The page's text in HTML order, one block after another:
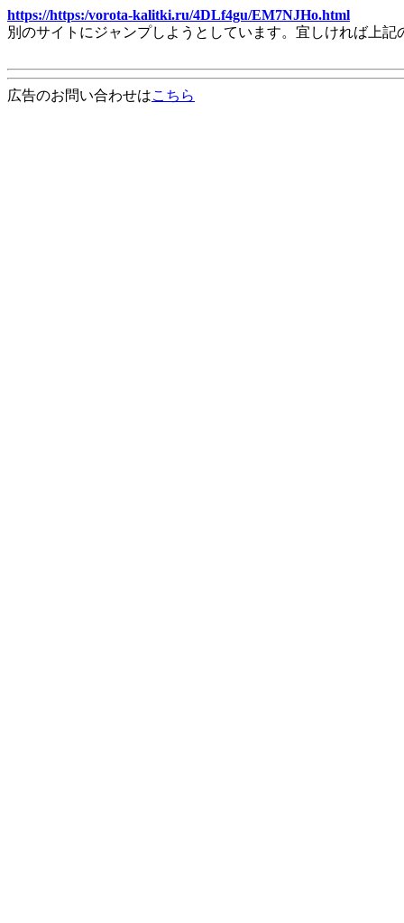
https://https:/vorota-kalitki.ru/4DLf4gu/EM7NJHo.html
別のサイトにジャンプしようとしています。宜しければ上
広告のお問い合わせはこちら